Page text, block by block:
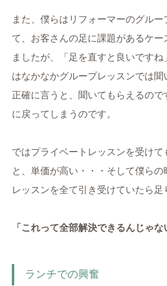
また、僕らはリフォーマーのグルー
て、お客さんの足に課題があるケー
ましたが、「足を直すと良いですね
はなかなかグループレッスンでは聞
正確に言うと、聞いてもらえるので
に戻ってしまうのです。
ではプライベートレッスンを受けて
と、単価が高い・・・そして僕らの
レッスンを全て引き受けていたら足
「これって全部解決できるんじゃな
ランチでの興奮